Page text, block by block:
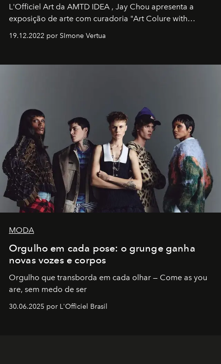
L'Officiel Art da AMTD IDEA , Jay Chou apresenta a
exposição de arte com curadoria "Art Colure with
19.12.2022 por SImone Vertua
MODA
Orgulho em cada pose: o grunge ganha
novas vozes e corpos
Orgulho que transborda em cada olhar — Come as you
are, sem medo de ser
30.06.2025 por L'Officiel Brasil